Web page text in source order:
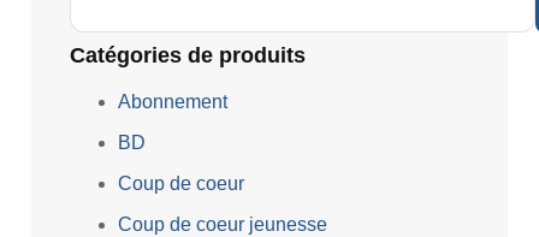
Catégories de produits
Abonnement
BD
Coup de coeur
Coup de coeur jeunesse